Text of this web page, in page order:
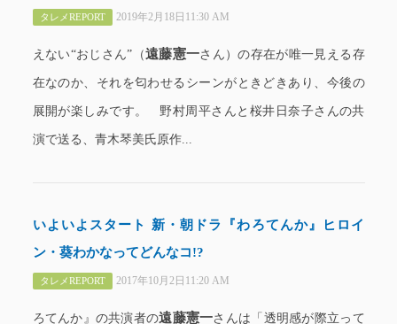
タレメREPORT 2019年2月18日11:30 AM
えない“おじさん”（遠藤憲一さん）の存在が唯一見える存
在なのか、それを匂わせるシーンがときどきあり、今後の
展開が楽しみです。 野村周平さんと桜井日奈子さんの共
演で送る、青木琴美氏原作...
いよいよスタート 新・朝ドラ『わろてんか』ヒロイ
ン・葵わかなってどんなコ!?
タレメREPORT 2017年10月2日11:20 AM
ろてんか』の共演者の遠藤憲一さんは「透明感が際立って